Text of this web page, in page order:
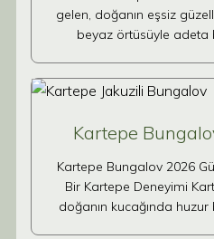
gelen, doğanın eşsiz
beyaz örtüsüyle adeta
Kartepe
Kartepe Bungalov 2026
Bir Kartepe Deneyimi
doğanın kucağında